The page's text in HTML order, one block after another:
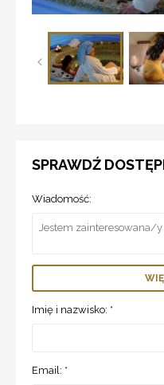
SPRAWDŹ
Wiadomość:
Imię i nazwisko: *
Email: *